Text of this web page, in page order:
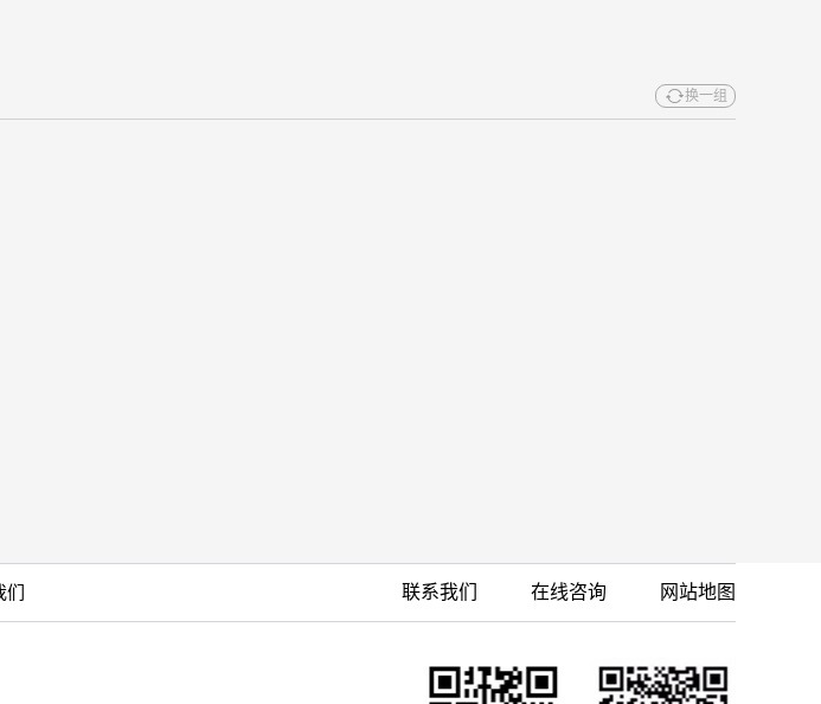
换一组
联系我们 在线咨询 网站地图